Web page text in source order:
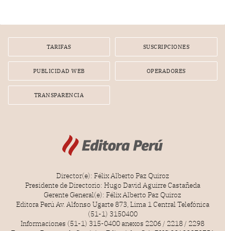
por la frustrada realización de un meet and greet con
TARIFAS SUSCRIPCIONES
PUBLICIDAD WEB OPERADORES
TRANSPARENCIA
Director(e): Félix Alberto Paz Quiroz
Presidente de Directorio: Hugo David Aguirre Castañeda
Gerente General(e): Félix Alberto Paz Quiroz
Editora Perú Av. Alfonso Ugarte 873, Lima 1 Central Telefónica
(51-1) 3150400
Informaciones (51-1) 315-0400 anexos 2206 / 2218 / 2298